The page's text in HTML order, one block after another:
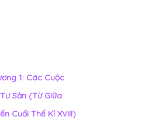
1: Các Cuộc
Sản (Từ Giữa
Cuối Thế Kỉ XVIII)